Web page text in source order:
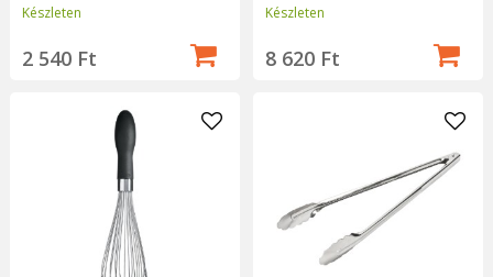
Készleten
2 540 Ft
Készleten
8 620 Ft